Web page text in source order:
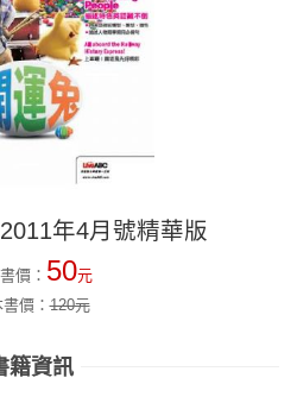
年4月號精華版
價： 50元
書價：120元
籍資訊